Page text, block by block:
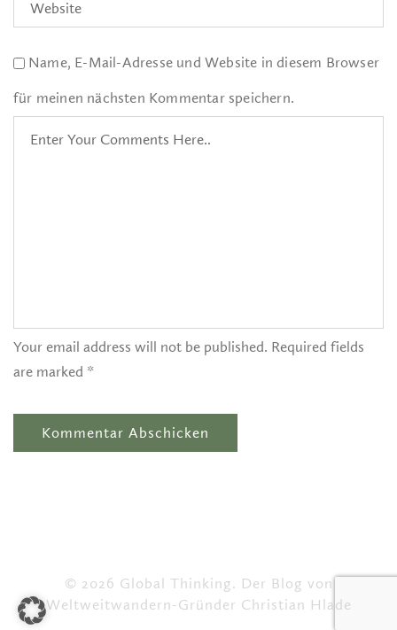
Name, E-Mail-Adresse und Website in diesem Browser
für meinen nächsten Kommentar speichern.
Your email address will not be published. Required fields
are marked *
© 2026 Global Thinking. Der Blog von
Weltweitwandern-Gründer Christian Hlade